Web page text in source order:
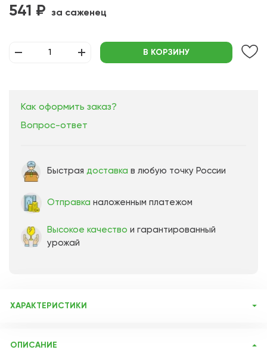
541 ₽ за саженец
В КОРЗИНУ
Как оформить заказ?
Вопрос-ответ
Быстрая доставка в любую точку России
Отправка наложенным платежом
Высокое качество и гарантированный
урожай
ХАРАКТЕРИСТИКИ
Бренд товара:
ОПИСАНИЕ